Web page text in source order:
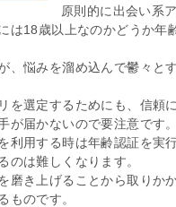
原則的に出会い系
は18歳以上なのかどうか年
、悩みを溜め込んで鬱々と
を選定するためにも、信頼
が届かないので要注意です。
利用する時は年齢認証を実
のは難しくなります。
磨き上げることから取りか
ものです。